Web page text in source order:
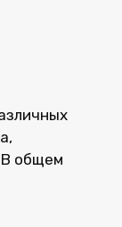
В общем